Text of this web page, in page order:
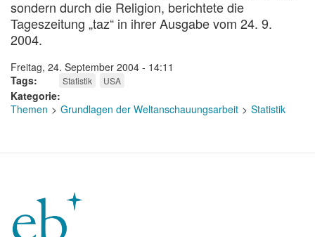
sondern durch die Religion, berichtete die
Tageszeitung „taz“ in ihrer Ausgabe vom 24. 9.
2004.
Freitag, 24. September 2004 - 14:11
Tags
Statistik USA
Kategorie
Themen
Grundlagen der Weltanschauungsarbeit Statistik